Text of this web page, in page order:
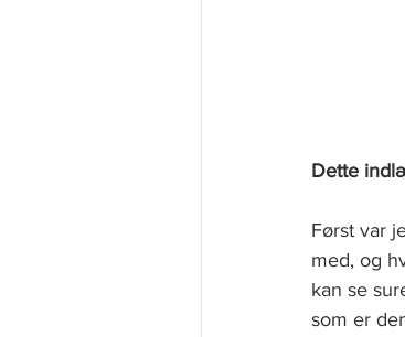
Dette
Først var
med, og
kan se
som er